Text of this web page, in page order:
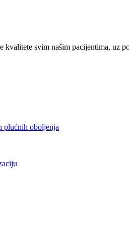
svim našim pacijentima, uz
plućnih oboljenja